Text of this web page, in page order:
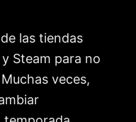
las tiendas
Steam para no
veces,